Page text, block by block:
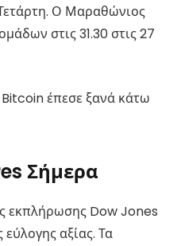
Ο Μαραθώνιος
στις 31.30 στις 27
έπεσε ξανά κάτω
Σήμερα
εκπλήρωσης Dow Jones
εύλογης αξίας. Τα